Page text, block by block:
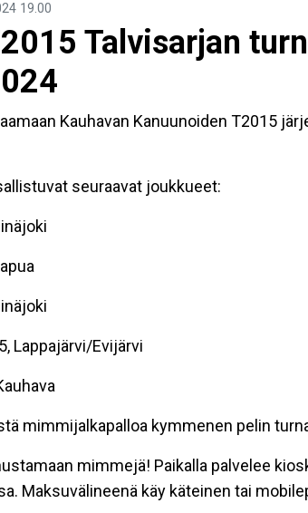
19.00
Talvisarjan
Kauhavan Kanuunoiden T2015
seuraavat joukkueet:
Lappajärvi/Evijärvi
mimmijalkapalloa kymmenen pelin
mimmejä! Paikalla palvelee
Maksuvälineenä käy käteinen tai